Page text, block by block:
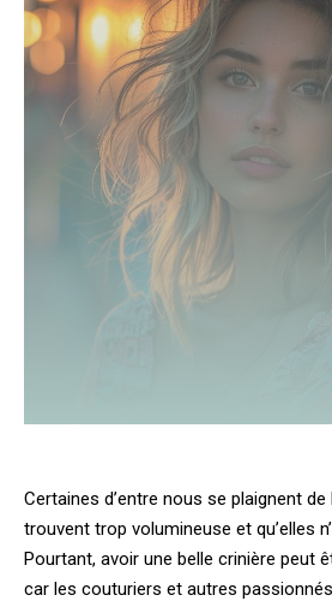
Certaines d’entre nous se plaignent de
trouvent trop volumineuse et qu’elles
Pourtant, avoir une belle crinière peut
car les couturiers et autres